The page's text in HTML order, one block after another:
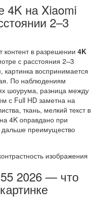
4K на Xiaomi
2–3
контент в разрешении 4K
с расстояния 2–3
воспринимается
По наблюдениям
шоурума, разница между
с Full HD заметна на
ткань, мелкий текст в
4K оправдано при
преимущество
2026 — что